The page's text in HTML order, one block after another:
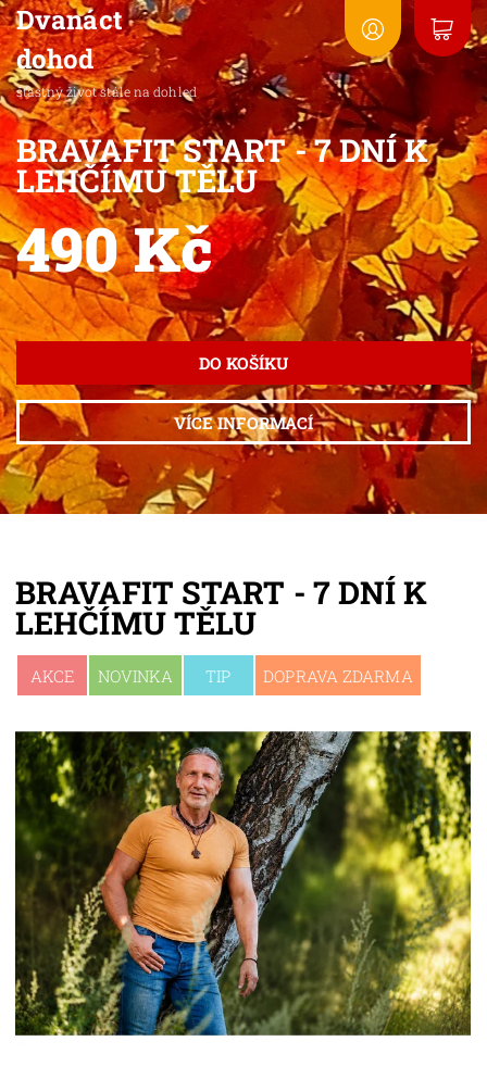
Dvanáct
dohod
šťastný život stále na dohled
BRAVAFIT START - 7 DNÍ K
LEHČÍMU TĚLU
490 Kč
VÍCE INFORMACÍ
BRAVAFIT START - 7 DNÍ K
LEHČÍMU TĚLU
AKCE NOVINKA TIP DOPRAVA ZDARMA